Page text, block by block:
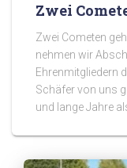
Zwei
Zwei Cometen
nehmen wir
Ehrenmitgliedern
Schäfer von uns
und lange Jahre